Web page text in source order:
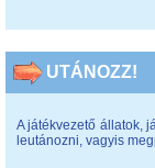
UTÁNOZZ!
A játékvezető állatok,
leutánozni, vagyis